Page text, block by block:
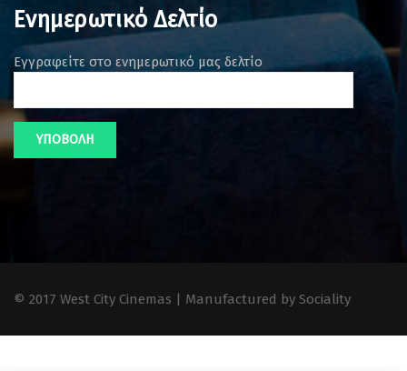
Ενημερωτικό Δελτίο
Εγγραφείτε στο ενημερωτικό μας δελτίο
© 2017 West City Cinemas | Manufactured by Sociality